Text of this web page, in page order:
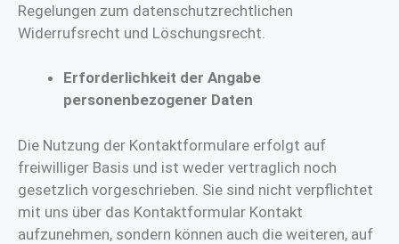
Regelungen zum datenschutzrechtlichen
Widerrufsrecht und Löschungsrecht.
Erforderlichkeit der Angabe
personenbezogener Daten
Die Nutzung der Kontaktformulare erfolgt auf
freiwilliger Basis und ist weder vertraglich noch
gesetzlich vorgeschrieben. Sie sind nicht verpflichtet
mit uns über das Kontaktformular Kontakt
aufzunehmen, sondern können auch die weiteren, auf